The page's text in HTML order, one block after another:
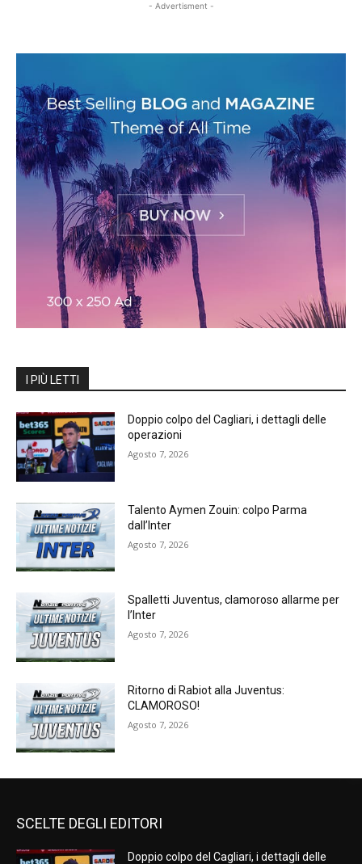
- Advertisment -
I PIÙ LETTI
Doppio colpo del Cagliari, i dettagli delle
operazioni
Agosto 7, 2026
Talento Aymen Zouin: colpo Parma
dall’Inter
Agosto 7, 2026
Spalletti Juventus, clamoroso allarme per
l’Inter
Agosto 7, 2026
Ritorno di Rabiot alla Juventus:
CLAMOROSO!
Agosto 7, 2026
SCELTE DEGLI EDITORI
Doppio colpo del Cagliari, i dettagli delle